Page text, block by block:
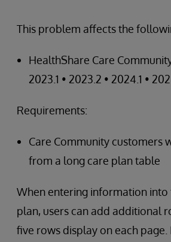
This problem affects the
HealthShare Care
2023.1 • 2023.2 • 2024.1 •
Requirements:
Care Community customers
from a long care plan table
When entering information into
plan, users can add additional
five rows display on each page.